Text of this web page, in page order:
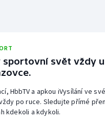
sportovní svět vždy u
HbbTV a apkou iVysílání ve
po ruce. Sledujte přímé
kdekoli a kdykoli.